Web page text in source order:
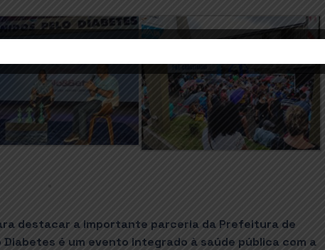
destacar a importante parceria da Prefeitura de
é um evento integrado à saúde pública com a